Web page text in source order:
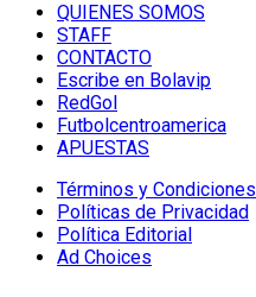
QUIENES SOMOS
STAFF
CONTACTO
Escribe en Bolavip
RedGol
Futbolcentroamerica
APUESTAS
Términos y Condiciones
Políticas de Privacidad
Política Editorial
Ad Choices